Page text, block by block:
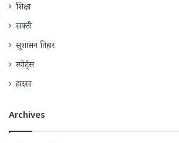
शिक्षा
सक्ती
सुशासन तिहार
स्पोर्ट्स
हादसा
Archives